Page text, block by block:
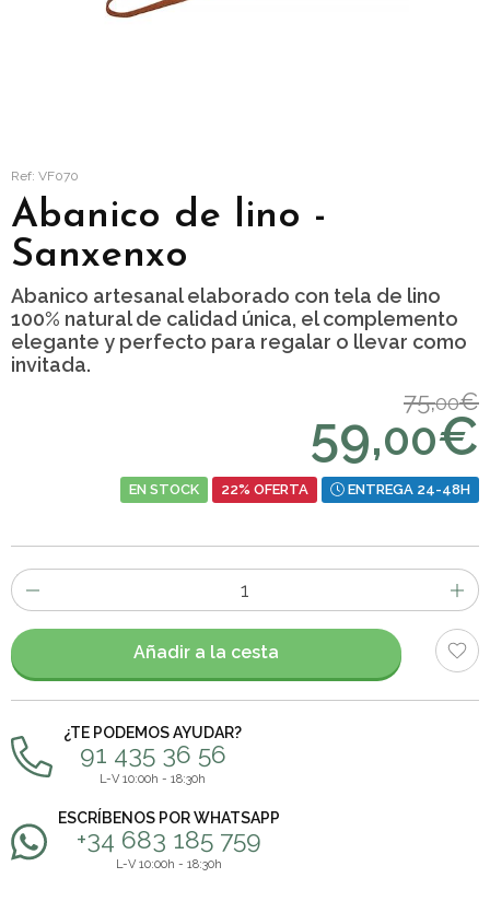
Ref: VF070
Abanico de lino -
Sanxenxo
Abanico artesanal elaborado con tela de lino
100% natural de calidad única, el complemento
elegante y perfecto para regalar o llevar como
invitada.
75,00€
59,00€
EN STOCK 22% OFERTA ENTREGA 24-48H
Número
de
artículos
Añadir a la cesta
¿TE PODEMOS AYUDAR?
91 435 36 56
L-V 10:00h - 18:30h
ESCRÍBENOS POR WHATSAPP
+34 683 185 759
L-V 10:00h - 18:30h